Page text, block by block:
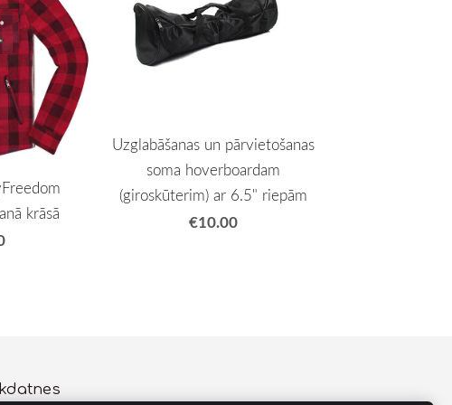
krāsā
Uzglabāšanas un pārvietošanas
soma hoverboardam
(giroskūterim) ar 6.5" riepām
€10.00